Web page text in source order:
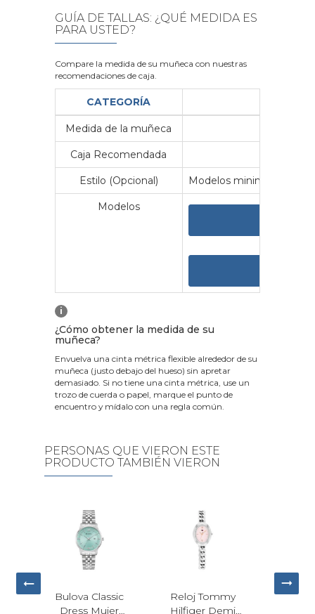
GUÍA DE TALLAS: ¿QUÉ MEDIDA ES
PARA USTED?
Compare la medida de su muñeca con nuestras
recomendaciones de caja.
CATEGORÍA
Medida de la muñeca
Caja Recomendada
Estilo (Opcional) Modelos minimalistas y
Modelos
i
¿Cómo obtener la medida de su
muñeca?
Envuelva una cinta métrica flexible alrededor de su
muñeca (justo debajo del hueso) sin apretar
demasiado. Si no tiene una cinta métrica, use un
trozo de cuerda o papel, marque el punto de
encuentro y mídalo con una regla común.
PERSONAS QUE VIERON ESTE
PRODUCTO TAMBIÉN VIERON
Tommy
Reloj Calvin
Klein
Reloj Calvin
Klein